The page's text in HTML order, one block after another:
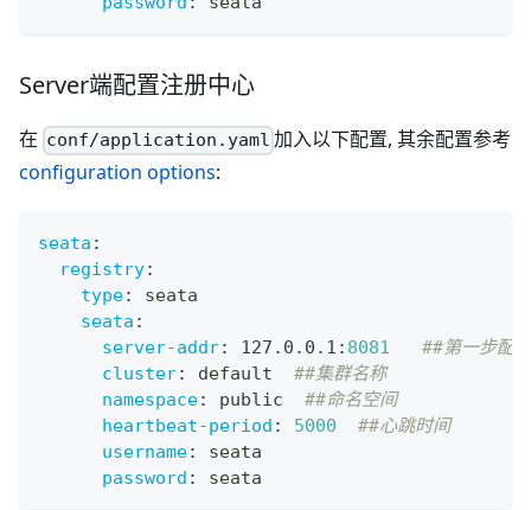
Server端配置注册中心
在 conf/application.yaml 加入以下配置, 其余配置参考
configuration options:
seata :
registry:
type:
seata
seata :
server-addr: 127.0.0.1 : 8081
##第一步配
cluster: default ##集群名称
namespace: public ##命名空间
heartbeat-period : 5000
##心跳时间
username:
seata
password : seata